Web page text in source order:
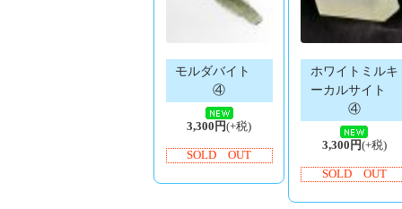
モルダバイト
④
3,300円(+税)
SOLD OUT
ホワイトミルキ
ーカルサイト
④
3,300円(+税)
SOLD OUT